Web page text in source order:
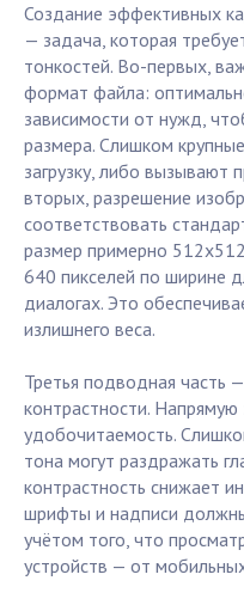
Создание эффективных
— задача, которая
тонкостей. Во-первых,
формат файла:
зависимости от нужд,
размера. Слишком
загрузку, либо
вторых, разрешение
соответствовать
размер примерно
640 пикселей по ширине
диалогах. Это
излишнего веса.
Третья подводная часть
контрастности. Напрямую
удобочитаемость.
тона могут раздражать
контрастность снижает
шрифты и надписи
учётом того, что
устройств — от